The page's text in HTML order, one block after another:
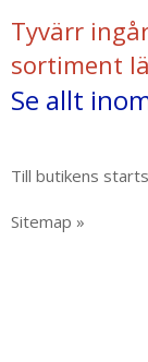
Tyvärr
sortiment
Se allt
Till butikens
Sitemap »